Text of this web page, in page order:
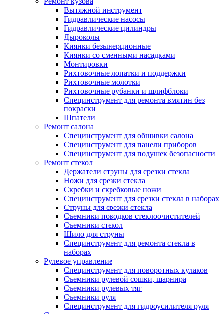
Вытяжной инструмент
Гидравлические насосы
Гидравлические цилиндры
Дыроколы
Киянки безынерционные
Киянки со сменными насадками
Монтировки
Рихтовочные лопатки и поддержки
Рихтовочные молотки
Рихтовочные рубанки и шлифблоки
Специнструмент для ремонта вмятин без
покраски
Шпатели
Ремонт салона
Специнструмент для обшивки салона
Специнструмент для панели приборов
Специнструмент для подушек безопасности
Ремонт стекол
Держатели струны для срезки стекла
Ножи для срезки стекла
Скребки и скребковые ножи
Специнструмент для срезки стекла в наборах
Струны для срезки стекла
Съемники поводков стеклоочистителей
Съемники стекол
Шило для струны
Специнструмент для ремонта стекла в
наборах
Рулевое управление
Специнструмент для поворотных кулаков
Съемники рулевой сошки, шарнира
Съемники рулевых тяг
Съемники руля
Специнструмент для гидроусилителя руля